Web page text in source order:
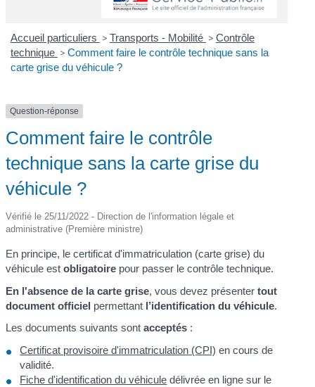
Accueil particuliers > Transports - Mobilité > Contrôle
technique > Comment faire le contrôle technique sans la
carte grise du véhicule ?
Question-réponse
Comment faire le contrôle
technique sans la carte grise du
véhicule ?
Vérifié le 25/11/2022 - Direction de l'information légale et
administrative (Première ministre)
En principe, le certificat d'immatriculation (carte grise) du
véhicule estobligatoire pour passer le contrôle technique.
En l'absence de la carte grise, vous devez présentertout
document officiel permettant l’identification du véhicule.
Les documents suivants sontacceptés :
Certificat provisoire d'immatriculation (CPI) en cours de
validité.
Fiche d'identification du véhicule délivrée en ligne sur le